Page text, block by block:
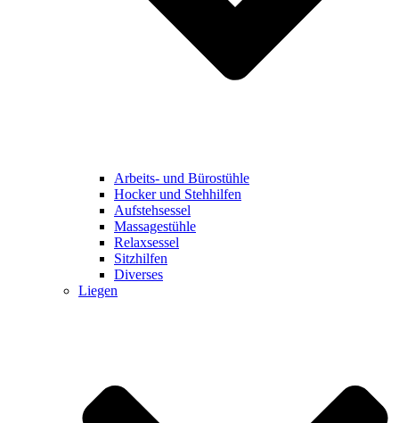
Arbeits- und Bürostühle
Hocker und Stehhilfen
Aufstehsessel
Massagestühle
Relaxsessel
Sitzhilfen
Diverses
Liegen